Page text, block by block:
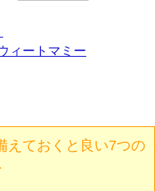
ィートマミー
えておくと良い7つの